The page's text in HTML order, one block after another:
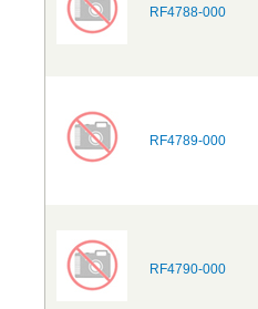
RF4788-000
RF4789-000
RF4790-000